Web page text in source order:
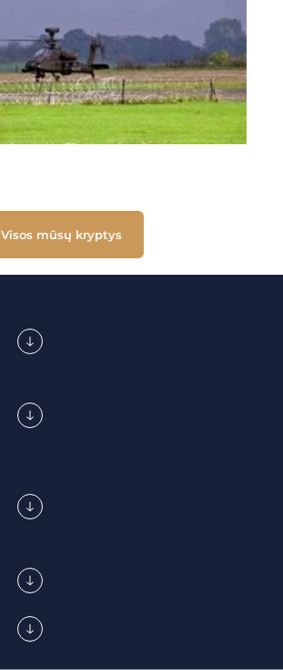
Visos mūsų kryptys